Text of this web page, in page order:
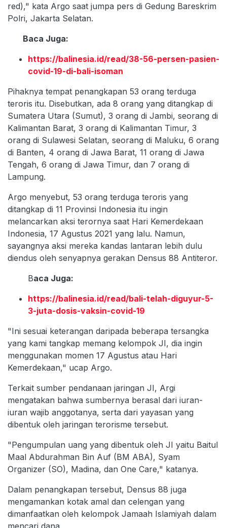
red)," kata Argo saat jumpa pers di Gedung Bareskrim
Polri, Jakarta Selatan.
Baca Juga:
https://balinesia.id/read/38-56-persen-pasien-
covid-19-di-bali-isoman
Pihaknya tempat penangkapan 53 orang terduga
teroris itu. Disebutkan, ada 8 orang yang ditangkap di
Sumatera Utara (Sumut), 3 orang di Jambi, seorang di
Kalimantan Barat, 3 orang di Kalimantan Timur, 3
orang di Sulawesi Selatan, seorang di Maluku, 6 orang
di Banten, 4 orang di Jawa Barat, 11 orang di Jawa
Tengah, 6 orang di Jawa Timur, dan 7 orang di
Lampung.
Argo menyebut, 53 orang terduga teroris yang
ditangkap di 11 Provinsi Indonesia itu ingin
melancarkan aksi terornya saat Hari Kemerdekaan
Indonesia, 17 Agustus 2021 yang lalu. Namun,
sayangnya aksi mereka kandas lantaran lebih dulu
diendus oleh senyapnya gerakan Densus 88 Antiteror.
Baca Juga:
https://balinesia.id/read/bali-telah-diguyur-5-
3-juta-dosis-vaksin-covid-19
"Ini sesuai keterangan daripada beberapa tersangka
yang kami tangkap memang kelompok JI, dia ingin
menggunakan momen 17 Agustus atau Hari
Kemerdekaan," ucap Argo.
Terkait sumber pendanaan jaringan JI, Argi
mengatakan bahwa sumbernya berasal dari iuran-
iuran wajib anggotanya, serta dari yayasan yang
dibentuk oleh jaringan terorisme tersebut.
"Pengumpulan uang yang dibentuk oleh JI yaitu Baitul
Maal Abdurahman Bin Auf (BM ABA), Syam
Organizer (SO), Madina, dan One Care," katanya.
Dalam penangkapan tersebut, Densus 88 juga
mengamankan kotak amal dan celengan yang
dimanfaatkan oleh kelompok Jamaah Islamiyah dalam
mencari dana.